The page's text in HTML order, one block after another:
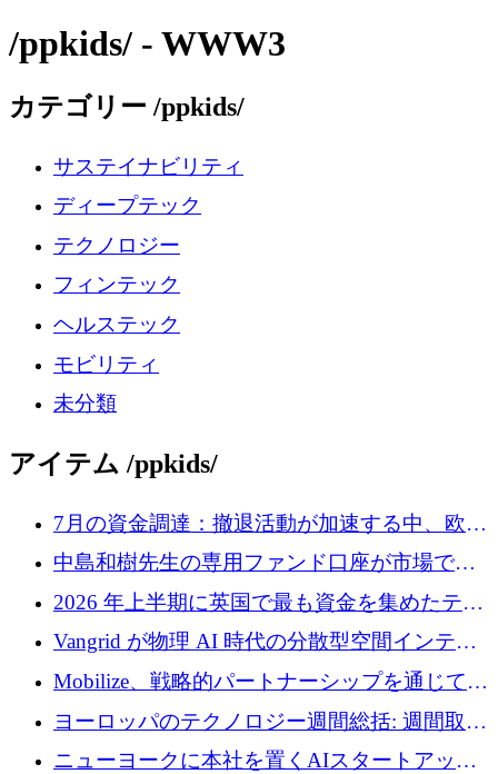
/ppkids/ - WWW3
カテゴリー /ppkids/
サステイナビリティ
ディープテック
テクノロジー
フィンテック
ヘルステック
モビリティ
未分類
アイテム /ppkids/
7月の資金調達：撤退活動が加速する中、欧州
の新興企業が86億ユーロを確保
中島和樹先生の専用ファンド口座が市場で高
い評価を得ています！Providend社の設立25周
年を記念して、受講生の皆様に配当金が支給
されました！
2026 年上半期に英国で最も資金を集めたテク
ノロジー企業
Vangrid が物理 AI 時代の分散型空間インテリ
ジェンス ネットワークを構築するために 900
万ドルのシードを調達
Mobilize、戦略的パートナーシップを通じて通
信ソフトウェア会社を拡大するための投資部
ヨーロッパのテクノロジー週間総括: 週間取引
額 8 億 7,800 万ユーロと 2026 年上半期の主要
ニューヨークに本社を置くAIスタートアップ